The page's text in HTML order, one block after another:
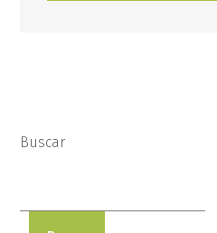
Buscar